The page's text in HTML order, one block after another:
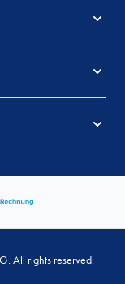
All rights reserved.